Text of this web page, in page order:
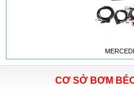
CƠ SỞ BƠM